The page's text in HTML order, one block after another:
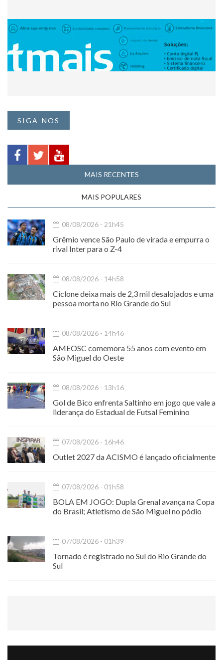
SIGA-NOS
MAIS RECENTES
MAIS POPULARES
08/08/2026 - 21h45
Grêmio vence São Paulo de virada e empurra o
rival Inter para o Z-4
08/08/2026 - 14h58
Ciclone deixa mais de 2,3 mil desalojados e uma
pessoa morta no Rio Grande do Sul
08/08/2026 - 14h46
AMEOSC comemora 55 anos com evento em
São Miguel do Oeste
08/08/2026 - 13h16
Gol de Bico enfrenta Saltinho em jogo que vale a
liderança do Estadual de Futsal Feminino
07/08/2026 - 16h46
Outlet 2027 da ACISMO é lançado oficialmente
07/08/2026 - 01h58
BOLA EM JOGO: Dupla Grenal avança na Copa
do Brasil; Atletismo de São Miguel no pódio
07/08/2026 - 01h39
Tornado é registrado no Sul do Rio Grande do
Sul